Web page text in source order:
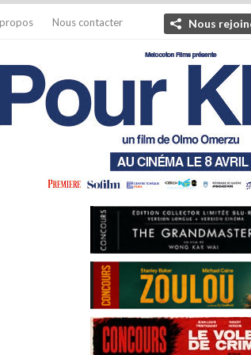
Nous contacter Nous